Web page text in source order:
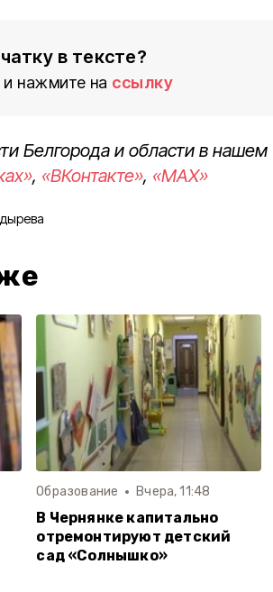
в тексте?
нажмите на ссылку
Белгорода и области в нашем
, «ВКонтакте», «MAX»
Образование Вчера, 11:48
В Чернянке капитально
отремонтируют детский
сад «Солнышко»